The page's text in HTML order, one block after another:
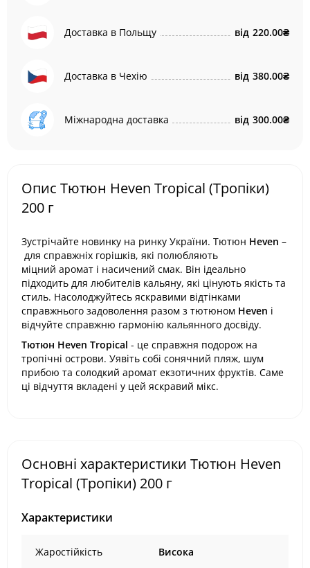
Доставка в Польщу від 220.00₴
Доставка в Чехію від 380.00₴
Міжнародна доставка від 300.00₴
Опис Тютюн Heven Tropical (Тропіки)
200 г
Зустрічайте новинку на ринку України. Тютюн Heven –
для справжніх горішків, які полюбляють
міцний аромат і насичений смак. Він ідеально
підходить для любителів кальяну, які цінують якість та
стиль. Насолоджуйтесь яскравими відтінками
справжнього задоволення разом з тютюном Heven і
відчуйте справжню гармонію кальянного досвіду.
Тютюн Heven Tropical - це справжня подорож на
тропічні острови. Уявіть собі сонячний пляж, шум
прибою та солодкий аромат екзотичних фруктів. Саме
ці відчуття вкладені у цей яскравий мікс.
Основні характеристики Тютюн Heven
Tropical (Тропіки) 200 г
Характеристики
Жаростійкість Висока